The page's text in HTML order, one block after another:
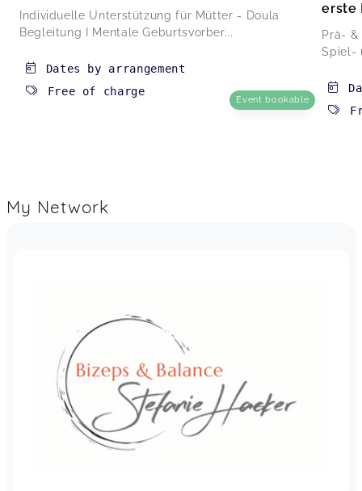
Individuelle Unterstützung für Mütter - Doula
Begleitung I Mentale Geburtsvorber...
Dates by arrangement
Free of charge
Event bookable
erste
Prä-
Spiel-
My Network